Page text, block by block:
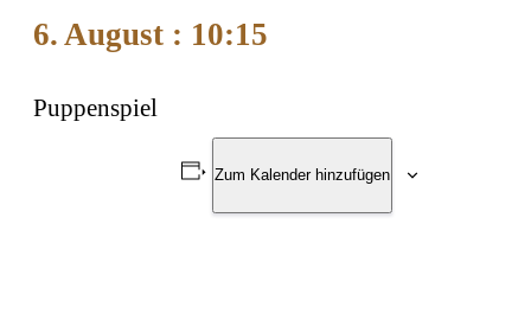
6. August : 10:15
Puppenspiel
Zum Kalender hinzufügen